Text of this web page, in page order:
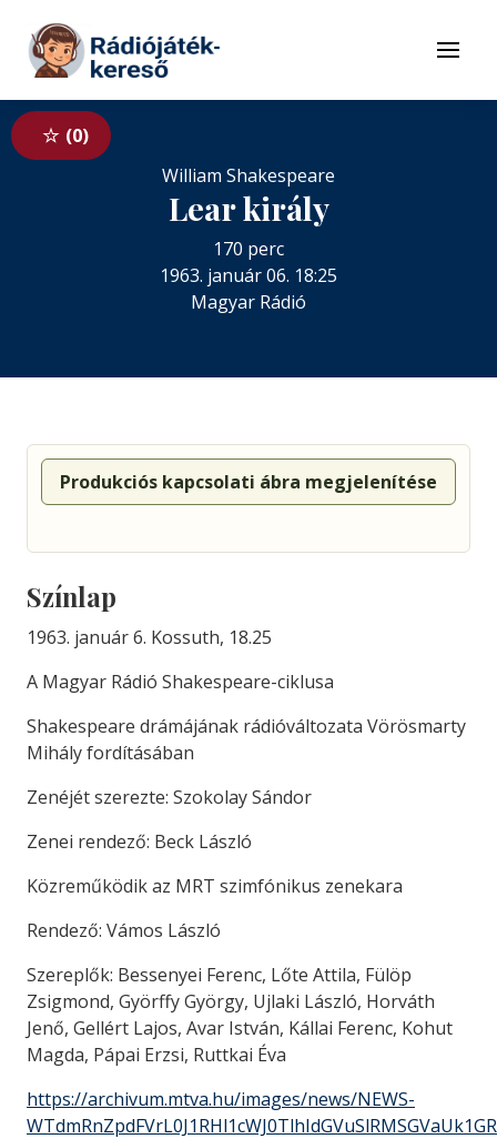
Tovább a tartalomhoz
Menü
0
William Shakespeare
Lear király
170 perc
1963. január 06. 18:25
Magyar Rádió
Produkciós kapcsolati ábra megjelenítése
Színlap
1963. január 6. Kossuth, 18.25
A Magyar Rádió Shakespeare-ciklusa
Shakespeare drámájának rádióváltozata Vörösmarty
Mihály fordításában
Zenéjét szerezte: Szokolay Sándor
Zenei rendező: Beck László
Közreműködik az MRT szimfónikus zenekara
Rendező: Vámos László
Szereplők: Bessenyei Ferenc, Lőte Attila, Fülöp
Zsigmond, Györffy György, Ujlaki László, Horváth
Jenő, Gellért Lajos, Avar István, Kállai Ferenc, Kohut
Magda, Pápai Erzsi, Ruttkai Éva
https://archivum.mtva.hu/images/news/NEWS-